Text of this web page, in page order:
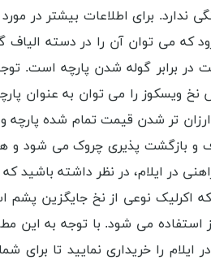
ندارد. برای اطلاعات بیشتر در
که می توان آن را در دسته الیاف
گوله شدن پارچه است. توجه
ویسکوز را می توان به عنوان
تر شدن قیمت تمام شده
و بازگشت پذیری چروک می
در ایلام، در نظر داشته باشید
اکرلیک نوعی از نخ جایگزین
می شود. با توجه به این
ایلام را خریداری نمایید تا